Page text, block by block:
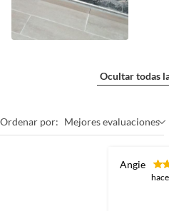
Ocultar todas
Ordenar por: Mejores evaluaciones
Angie